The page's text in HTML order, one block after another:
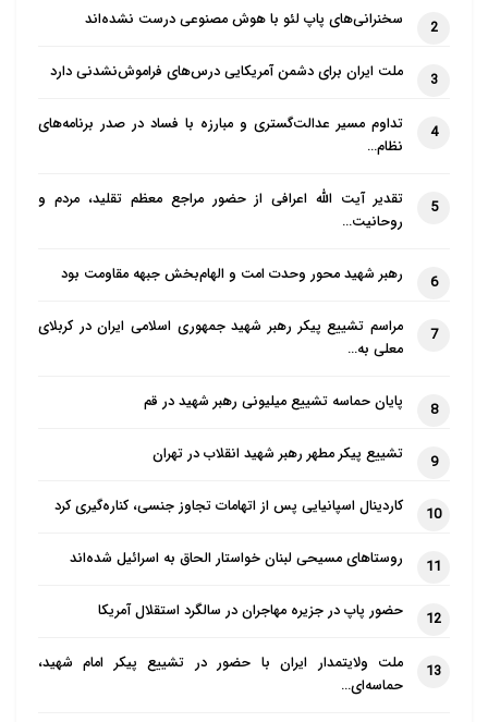
2 سخنرانی‌های پاپ لئو با هوش مصنوعی درست نشده‌اند
3 ملت ایران برای دشمن آمریکایی درس‌های فراموش‌نشدنی دارد
4
تداوم مسیر عدالت‌گستری و مبارزه با فساد در صدر برنامه‌های
نظام…
5
تقدیر آیت الله اعرافی از حضور مراجع معظم تقلید، مردم و
روحانیت…
6 رهبر شهید محور وحدت امت و الهام‌بخش جبهه مقاومت بود
7
مراسم تشییع پیکر رهبر شهید جمهوری اسلامی ایران در کربلای
معلی به…
8 پایان حماسه تشییع میلیونی رهبر شهید در قم
9 تشییع پیکر مطهر رهبر شهید انقلاب در تهران
10 کاردینال اسپانیایی پس از اتهامات تجاوز جنسی، کناره‌گیری کرد
11 روستاهای مسیحی لبنان خواستار الحاق به اسرائیل شده‌اند
12 حضور پاپ در جزیره مهاجران در سالگرد استقلال آمریکا
13
ملت ولایتمدار ایران با حضور در تشییع پیکر امام شهید،
حماسه‌ای…